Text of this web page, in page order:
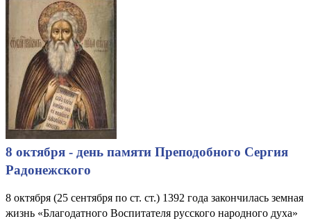
8 октября - день памяти Преподобного Сергия
Радонежского
8 октября (25 сентября по ст. ст.) 1392 года закончилась земная
жизнь «Благодатного Воспитателя русского народного духа»